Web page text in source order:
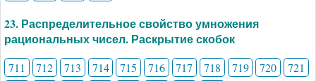
23. Распределительное свойство умножения
рациональных чисел. Раскрытие скобок
711 712 713 714 715 716 717 718 719 720
721